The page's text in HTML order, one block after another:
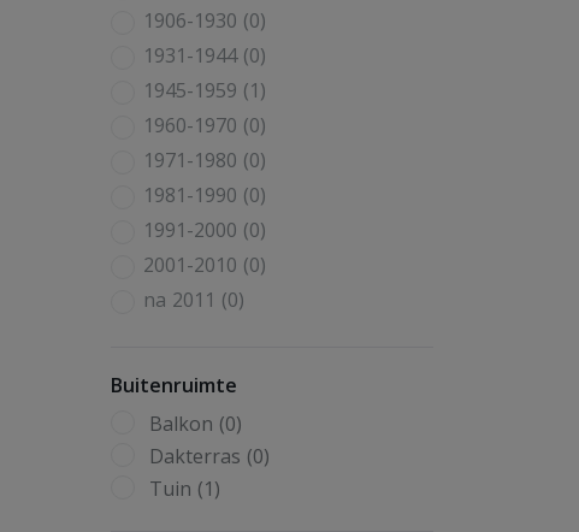
1906-1930 (0)
1931-1944 (0)
1945-1959 (1)
1960-1970 (0)
1971-1980 (0)
1981-1990 (0)
1991-2000 (0)
2001-2010 (0)
na 2011 (0)
Buitenruimte
Balkon (0)
Dakterras (0)
Tuin (1)